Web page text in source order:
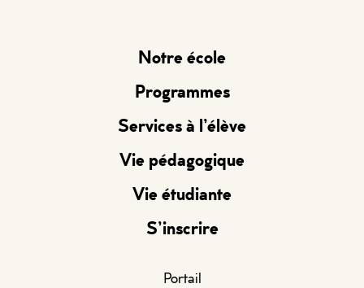
Notre école
Programmes
Services à l’élève
Vie pédagogique
Vie étudiante
S’inscrire
Portail